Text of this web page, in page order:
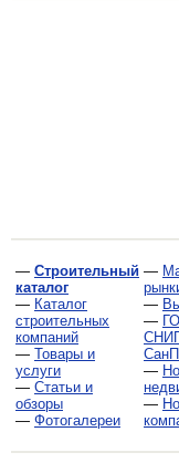
— Строительный
каталог
— Каталог
строительных
компаний
— Товары и
услуги
— Статьи и
обзоры
— Фотогалереи
—
—
—
—
—